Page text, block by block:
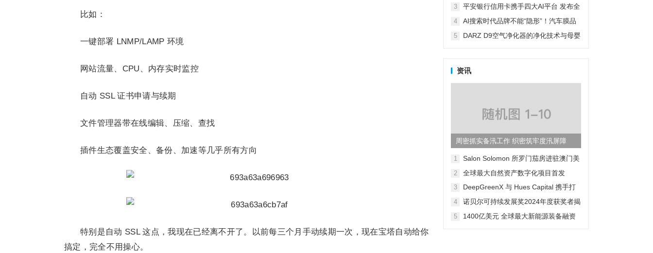
比如：
一键部署 LNMP/LAMP 环境
网站流量、CPU、内存实时监控
自动 SSL 证书申请与续期
文件管理器带在线编辑、压缩、查找
插件生态覆盖安全、备份、加速等几乎所有方向
特别是自动 SSL 这点，我现在已经离不开了。以前每三个月手动续期一次，现在宝塔自动给你
搞定，完全不用操心。
3
平安银行信用卡携手四大AI平台 发布全
4
AI搜索时代品牌不能“隐形”！汽车膜品
5
DARZ D9空气净化器的净化技术与母婴
资讯
周密抓实备汛工作 织密筑牢度汛屏障
1
Salon Solomon 所罗门茄房进驻澳门美
2 全球最大自然资产数字化项目首发
3
DeepGreenX 与 Hues Capital 携手打
4
诺贝尔可持续发展奖2024年度获奖者揭
5
1400亿美元 全球最大新能源装备融资